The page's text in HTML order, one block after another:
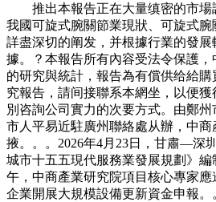
推出本報告正在大量缜密的市場
我國可旋式腕關節業現狀、可旋式
詳盡深切的阐发，并根據行業的發
據。？本報告所有內容受法令保護
的研究與統計，報告為有償供给給
究報告，請间接聯系本網坐，以便
別咨詢公司實力的次要方式。由鄭
市人平易近駐廣州聯絡處从辦，中
掖。。。2026年4月23日，甘肅—深
城市十五五現代服務業發展規劃》
午，中商產業研究院項目核心專家
企業開展大規模設備更新資金申報